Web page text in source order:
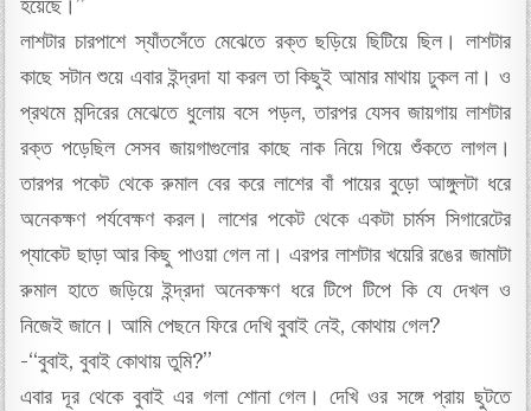
হয়েছে।”
লাশটার চারপাশে স্যাঁতসেঁতে মেঝেতে রক্ত ছড়িয়ে ছিটিয়ে ছিল। লাশটার
কাছে সটান শুয়ে এবার ইন্দ্রদা যা করল তা কিছুই আমার মাথায় ঢুকল না। ও
প্রথমে মন্দিরের মেঝেতে ধুলোয় বসে পড়ল, তারপর যেসব জায়গায় লাশটার
রক্ত পড়েছিল সেসব জায়গাগুলোর কাছে নাক নিয়ে গিয়ে শুঁকতে লাগল।
তারপর পকেট থেকে রুমাল বের করে লাশের বাঁ পায়ের বুড়ো আঙ্গুলটা ধরে
অনেকক্ষণ পর্যবেক্ষণ করল। লাশের পকেট থেকে একটা চার্মস সিগারেটের
প্যাকেট ছাড়া আর কিছু পাওয়া গেল না। এরপর লাশটার খয়েরি রঙের জামাটা
রুমাল হাতে জড়িয়ে ইন্দ্রদা অনেকক্ষণ ধরে টিপে টিপে কি যে দেখল ও
নিজেই জানে। আমি পেছনে ফিরে দেখি বুবাই নেই, কোথায় গেল?
-“বুবাই, বুবাই কোথায় তুমি?”
এবার দূর থেকে বুবাই এর গলা শোনা গেল। দেখি ওর সঙ্গে প্রায় ছুটতে